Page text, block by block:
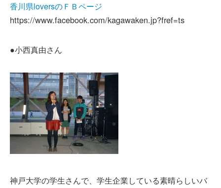
香川県loversのＦＢページ
https://www.facebook.com/kagawaken.jp?fref=ts
●小西真由さん
神戸大学の学生さんで、学生企業している素晴らしいバ